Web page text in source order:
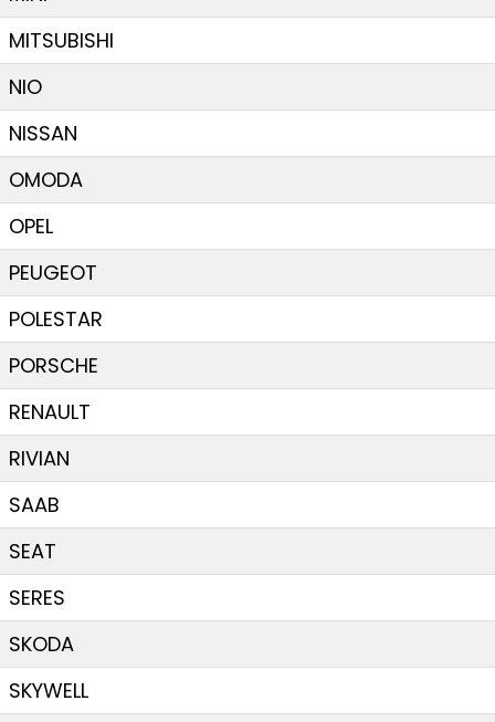
MITSUBISHI
NIO
NISSAN
OMODA
OPEL
PEUGEOT
POLESTAR
PORSCHE
RENAULT
RIVIAN
SAAB
SEAT
SERES
SKODA
SKYWELL